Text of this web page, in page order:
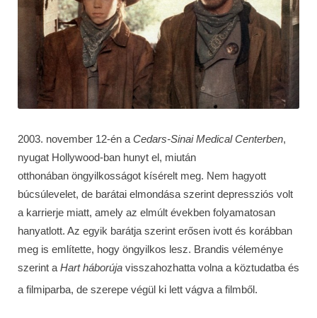
2003. november 12-én a Cedars-Sinai Medical Centerben,
nyugat Hollywood-ban hunyt el, miután
otthonában öngyilkosságot kísérelt meg. Nem hagyott
búcsúlevelet, de barátai elmondása szerint depressziós volt
a karrierje miatt, amely az elmúlt években folyamatosan
hanyatlott. Az egyik barátja szerint erősen ivott és korábban
meg is említette, hogy öngyilkos lesz. Brandis véleménye
szerint a Hart háborúja visszahozhatta volna a köztudatba és
a filmiparba, de szerepe végül ki lett vágva a filmből.